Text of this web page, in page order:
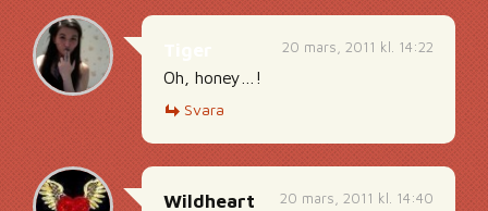
20 mars, 2011 kl. 14:22
Oh, honey…!
Svara
20 mars, 2011 kl. 14:40
Wildheart